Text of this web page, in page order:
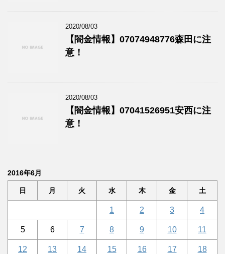
2020/08/03
【闇金情報】07074948776森田に注
意！
2020/08/03
【闇金情報】07041526951安西に注
意！
2016年6月
日 月 火 水 木 金 土
1 2 3 4
5 6 7 8 9 10 11
12 13 14 15 16 17 18